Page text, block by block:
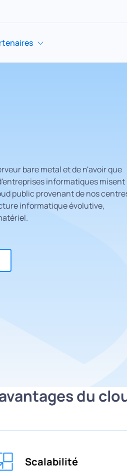
bare metal et de n'avoir que
informatiques misent
public provenant de nos
informatique évolutive,
du
Scalabilité